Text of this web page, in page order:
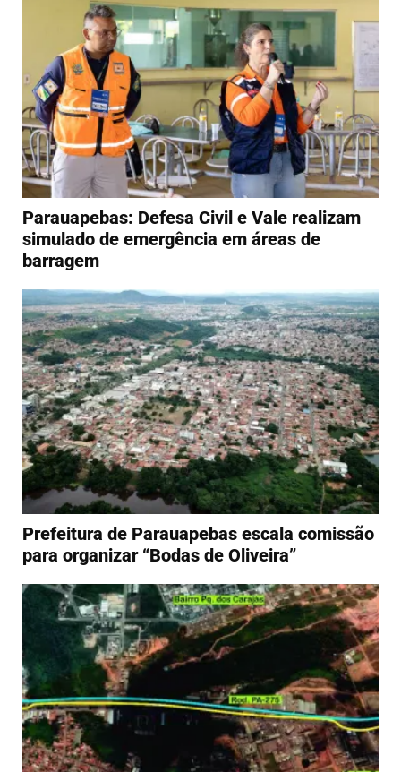
Parauapebas: Defesa Civil e Vale realizam
simulado de emergência em áreas de
barragem
Prefeitura de Parauapebas escala comissão
para organizar “Bodas de Oliveira”